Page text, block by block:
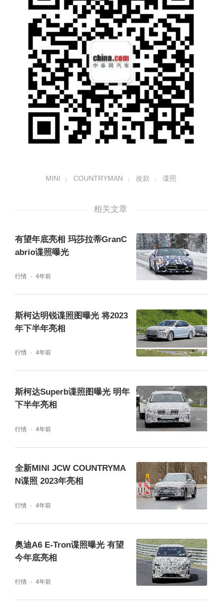
动力方面，新车动力总成或保持不变。参照现
款车型，预计搭载1.5T直列三缸和2.0T直列四
缸两款发动机，最大功率分别为136Ps与192P
s，峰值扭矩分别为220Nm与280Nm。传动系
统方面，匹配7速双离合变速箱以及8速手自一
体变速箱。此外，MINI COUNTRYMAN PHE
V车型也将进行升级，纯电续航有望将达到55-
57km。（谍照来源于motor1）
MINI COUNTRYMAN 改款 谍照
相关文章
有望年底亮相 玛莎拉蒂GranC
abrio谍照曝光
行情 4年前
斯柯达明锐谍照图曝光 将2023
年下半年亮相
行情 4年前
斯柯达Superb谍照图曝光 明年
下半年亮相
行情 4年前
全新MINI JCW COUNTRYMA
N谍照 2023年亮相
行情 4年前
奥迪A6 E-Tron谍照曝光 有望
今年底亮相
行情 4年前